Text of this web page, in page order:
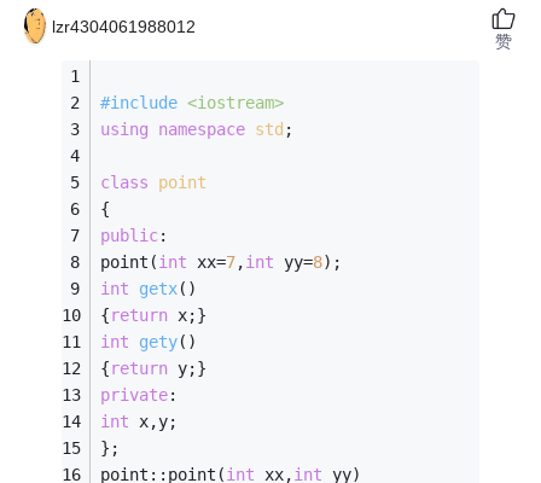
lzr4304061988012
#include <iostream>
using
namespace std ;
class
point
{
public:
point(int xx=7,int yy=8);
int
getx()
{return x;}
int
gety()
{return y;}
private:
int x,y;
};
point::point(int xx,int yy)
赞